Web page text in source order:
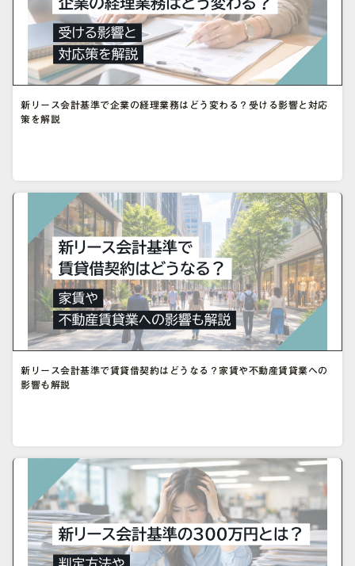
新リース会計基準で企業の経理業務はどう変わる？受ける影響と対応
策を解説
新リース会計基準で賃貸借契約はどうなる？家賃や不動産賃貸業への
影響も解説